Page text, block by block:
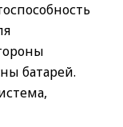
батарей.